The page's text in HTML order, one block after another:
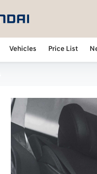
Vehicles Price List